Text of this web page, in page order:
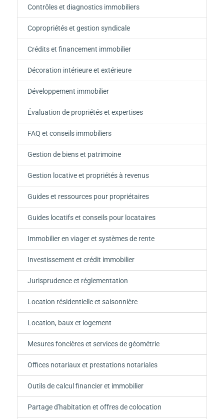
Contrôles et diagnostics immobiliers
Copropriétés et gestion syndicale
Crédits et financement immobilier
Décoration intérieure et extérieure
Développement immobilier
Évaluation de propriétés et expertises
FAQ et conseils immobiliers
Gestion de biens et patrimoine
Gestion locative et propriétés à revenus
Guides et ressources pour propriétaires
Guides locatifs et conseils pour locataires
Immobilier en viager et systèmes de rente
Investissement et crédit immobilier
Jurisprudence et réglementation
Location résidentielle et saisonnière
Location, baux et logement
Mesures foncières et services de géométrie
Offices notariaux et prestations notariales
Outils de calcul financier et immobilier
Partage d'habitation et offres de colocation